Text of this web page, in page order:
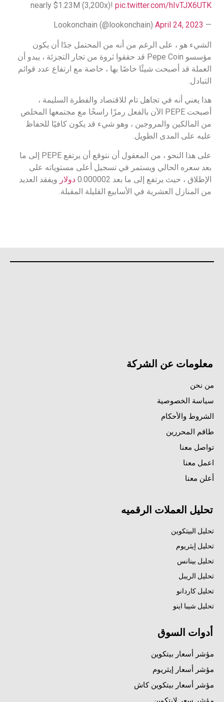
nearly $1.23M (3,200x)! pic.twitter.com/hIvTJX6UTK
— Lookonchain (@lookonchain)
April 24, 2023
الشيء هو ، على الرغم من أنه من المحتمل جدًا أن يكون
مؤسسو Pepe Coin قد حققوا ثروة من تجار التجزئة ، يبدو أن
العملة قد أصبحت شيئًا خاصًا بها ، خاصة مع ارتفاع عدد قوائم
التبادل.
هذا يعني أنه في تجاهل تام للاقتصاد والفطرة السليمة ،
أصبحت PEPE الآن بالفعل رمزًا راسخًا مع مجتمعها المخلص
من المالكين والمروجين ، وهو شيء قد يكون كافيًا للحفاظ
عليه على المدى الطويل.
على هذا النحو ، من المعقول أن نتوقع أن يرتفع PEPE إلى ما
بعد سعره الحالي ويستمر في تسجيل أعلى مستوياته على
الإطلاق ، حيث يرتفع إلى ما بعد 0.000002
دولار ويفقد العديد
من المنازل العشرية في الأسابيع القليلة المقبلة.
معلومات عن الشركة
من نحن
سياسة الخصوصية
الشروط والأحكام
طاقم المحررين
تواصل معنا
اعمل معنا
أعلن معنا
تحليل العملات الرقميه
تحليل البيتكوين
تحليل إيثريوم
تحليل بينانس
تحليل الريبل
تحليل كاردانو
تحليل شيبا اينو
أدوات السوق
مؤشر أسعار بيتكوين
مؤشر أسعار إيثريوم
مؤشر أسعار بيتكوين كاش